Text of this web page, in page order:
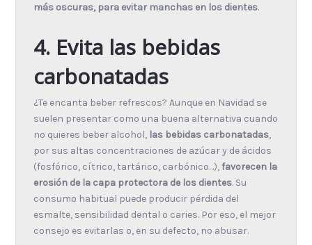
más oscuras, para evitar manchas en los dientes.
4. Evita las bebidas
carbonatadas
¿Te encanta beber refrescos? Aunque en Navidad se
suelen presentar como una buena alternativa cuando
no quieres beber alcohol, las bebidas carbonatadas,
por sus altas concentraciones de azúcar y de ácidos
(fosfórico, cítrico, tartárico, carbónico…),favorecen la
erosión de la capa protectora de los dientes. Su
consumo habitual puede producir pérdida del
esmalte, sensibilidad dental o caries. Por eso, el mejor
consejo es evitarlas o, en su defecto, no abusar.